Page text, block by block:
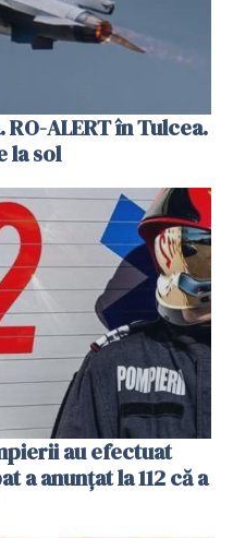
ALERT în Tulcea.
la sol
au efectuat
a anunțat la 112 că a